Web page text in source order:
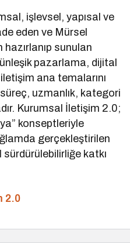
işlevsel, yapısal ve
eden ve Mürsel
sunulan
pazarlama, dijital
ana temalarını
uzmanlık, kategori
Kurumsal İletişim 2.0;
konseptleriyle
gerçekleştirilen
katkı
2.0